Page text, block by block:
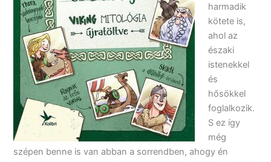
harmadik
kötete is,
ahol az
északi
istenekkel
és
hősökkel
foglalkozik.
S ez így
még
szépen benne is van abban a sorrendben, ahogy én